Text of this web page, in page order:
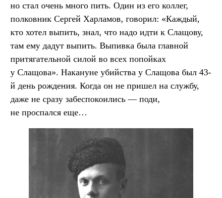
но стал очень много пить. Один из его коллег,
полковник Сергей Харламов, говорил: «Каждый,
кто хотел выпить, знал, что надо идти к Слащову,
там ему дадут выпить. Выпивка была главной
притягательной силой во всех попойках
у Слащова». Накануне убийства у Слащова был 43-
й день рождения. Когда он не пришел на службу,
даже не сразу забеспокоились — поди,
не проспался еще…